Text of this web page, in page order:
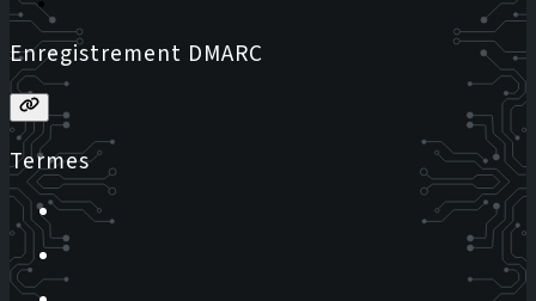
Enregistrement DMARC
Termes